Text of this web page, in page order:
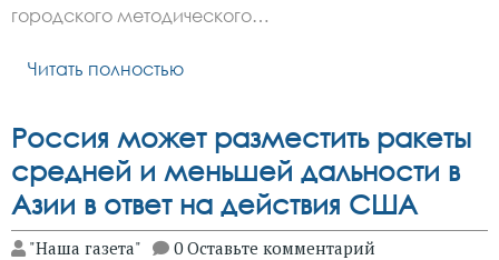
городского методического…
Читать полностью
Россия может разместить ракеты
средней и меньшей дальности в
Азии в ответ на действия США
"Наша газета" 0 Оставьте комментарий